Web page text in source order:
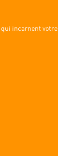
qui incarnent votre